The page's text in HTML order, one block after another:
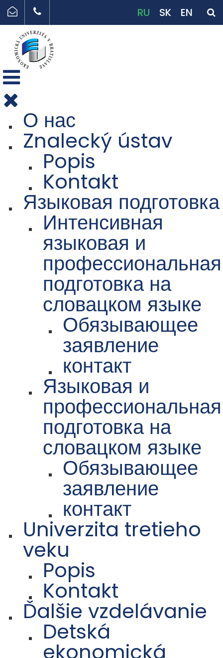
RU SK EN
О нас
Znalecký ústav
Popis
Kontakt
Языковая подготовка
Интенсивная
языковая и
профессиональная
подготовка на
словацком языке
Обязывающее
заявление
контакт
Языковая и
профессиональная
подготовка на
словацком языке
Обязывающее
заявление
контакт
Univerzita tretieho
veku
Popis
Kontakt
Ďalšie vzdelávanie
Detská
ekonomická